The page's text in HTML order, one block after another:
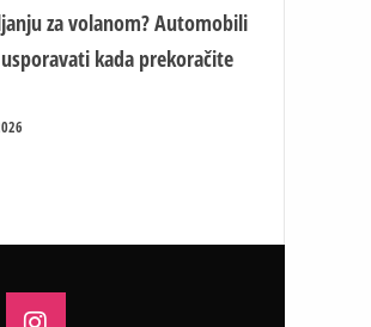
za volanom? Automobili
kada prekoračite